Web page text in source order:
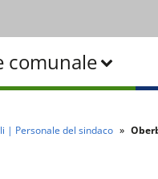
comunale
| Personale del sindaco